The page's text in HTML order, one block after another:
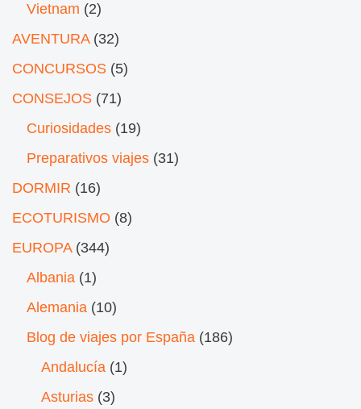
Vietnam (2)
AVENTURA(32)
CONCURSOS (5)
CONSEJOS (71)
Curiosidades (19)
Preparativos viajes (31)
DORMIR (16)
ECOTURISMO (8)
EUROPA(344)
Albania (1)
Alemania (10)
Blog de viajes por España (186)
Andalucía (1)
Asturias (3)